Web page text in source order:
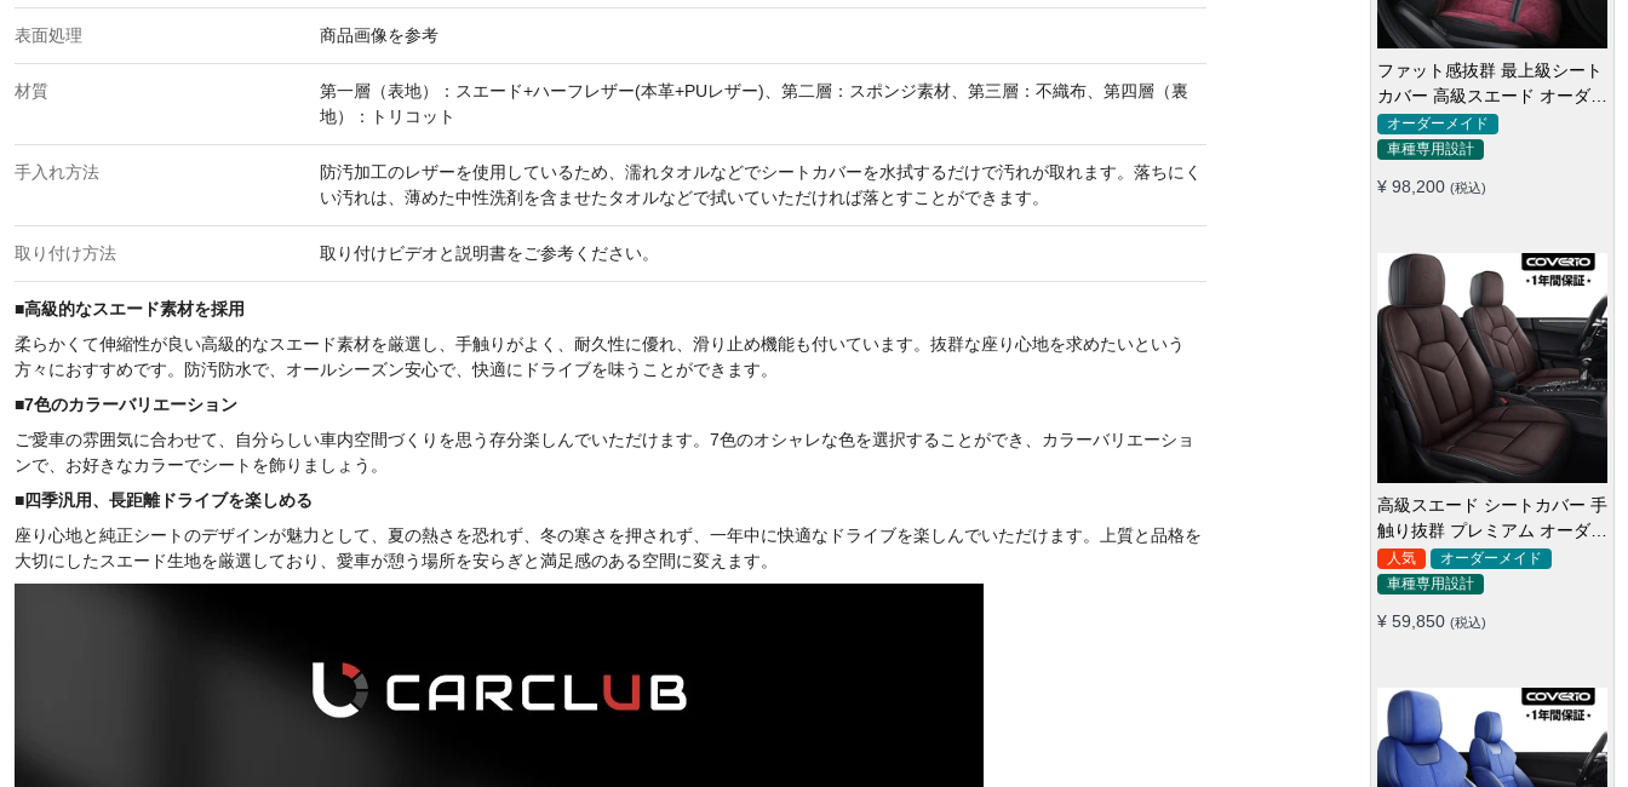
表面処理 商品画像を参考
材質
第一層（表地）：スエード+ハーフレザー(本革+PUレザー)、第二層：スポンジ素材、第三層：不織布、第四層（裏
地）：トリコット
手入れ方法
防汚加工のレザーを使用しているため、濡れタオルなどでシートカバーを水拭するだけで汚れが取れます。落ちにく
い汚れは、薄めた中性洗剤を含ませたタオルなどで拭いていただければ落とすことができます。
取り付け方法 取り付けビデオと説明書をご参考ください。
■高級的なスエード素材を採用
柔らかくて伸縮性が良い高級的なスエード素材を厳選し、手触りがよく、耐久性に優れ、滑り止め機能も付いています。抜群な座り心地を求めたいという
方々におすすめです。防汚防水で、オールシーズン安心で、快適にドライブを味うことができます。
■7色のカラーバリエーション
ご愛車の雰囲気に合わせて、自分らしい車内空間づくりを思う存分楽しんでいただけます。7色のオシャレな色を選択することができ、カラーバリエーショ
ンで、お好きなカラーでシートを飾りましょう。
■四季汎用、長距離ドライブを楽しめる
座り心地と純正シートのデザインが魅力として、夏の熱さを恐れず、冬の寒さを押されず、一年中に快適なドライブを楽しんでいただけます。上質と品格を
大切にしたスエード生地を厳選しており、愛車が憩う場所を安らぎと満足感のある空間に変えます。
ファット感抜群 最上級シート
カバー 高級スエード オーダー
メイド防水仕様 全席セット
オーダーメイド
車種専用設計
¥ 98,200 (税込)
高級スエード シートカバー 手
触り抜群 プレミアム オーダー
メイド 防水防汚 全席セット
人気
オーダーメイド
車種専用設計
¥ 59,850 (税込)